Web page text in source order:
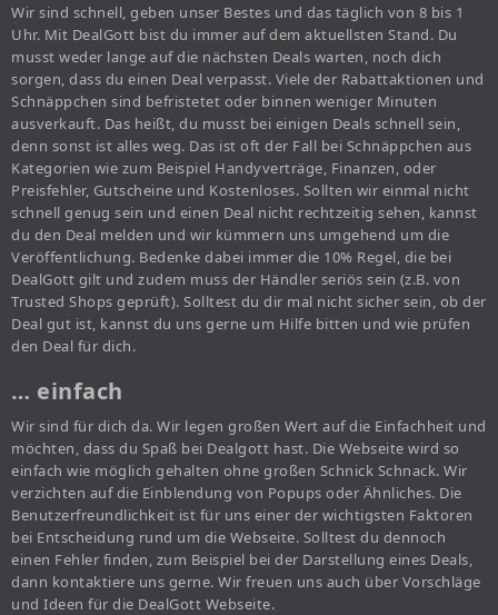
Wir sind schnell, geben unser Bestes und das täglich von 8 bis 1
Uhr. Mit DealGott bist du immer auf dem aktuellsten Stand. Du
musst weder lange auf die nächsten Deals warten, noch dich
sorgen, dass du einen Deal verpasst. Viele der Rabattaktionen und
Schnäppchen sind befristetet oder binnen weniger Minuten
ausverkauft. Das heißt, du musst bei einigen Deals schnell sein,
denn sonst ist alles weg. Das ist oft der Fall bei Schnäppchen aus
Kategorien wie zum Beispiel Handyverträge, Finanzen, oder
Preisfehler, Gutscheine und Kostenloses. Sollten wir einmal nicht
schnell genug sein und einen Deal nicht rechtzeitig sehen, kannst
du den Deal melden und wir kümmern uns umgehend um die
Veröffentlichung. Bedenke dabei immer die 10% Regel, die bei
DealGott gilt und zudem muss der Händler seriös sein (z.B. von
Trusted Shops geprüft). Solltest du dir mal nicht sicher sein, ob der
Deal gut ist, kannst du uns gerne um Hilfe bitten und wie prüfen
den Deal für dich.
… einfach
Wir sind für dich da. Wir legen großen Wert auf die Einfachheit und
möchten, dass du Spaß bei Dealgott hast. Die Webseite wird so
einfach wie möglich gehalten ohne großen Schnick Schnack. Wir
verzichten auf die Einblendung von Popups oder Ähnliches. Die
Benutzerfreundlichkeit ist für uns einer der wichtigsten Faktoren
bei Entscheidung rund um die Webseite. Solltest du dennoch
einen Fehler finden, zum Beispiel bei der Darstellung eines Deals,
dann kontaktiere uns gerne. Wir freuen uns auch über Vorschläge
und Ideen für die DealGott Webseite.